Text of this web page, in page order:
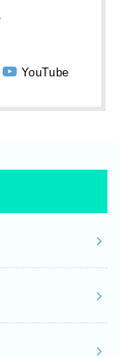
YouTube